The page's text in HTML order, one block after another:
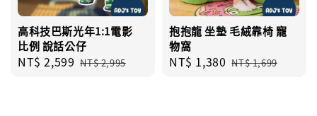
高科技巴斯光年1:1電影
比例 說話公仔
Sale
NT$ 2,599 Regular
NT$ 2,995
抱抱龍 坐墊 毛絨靠椅 寵
物窩
Sale
NT$ 1,380 Regular
NT$ 1,699